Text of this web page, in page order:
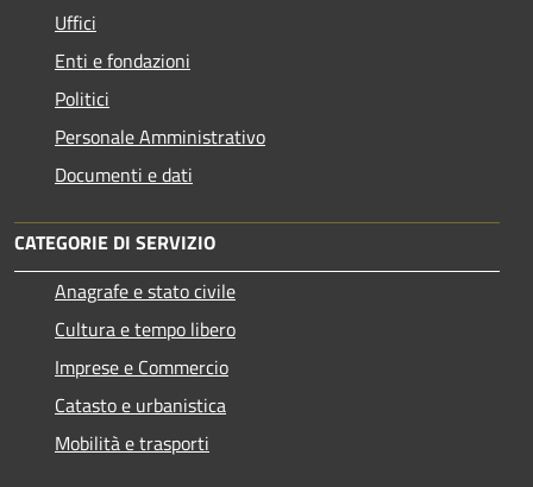
Uffici
Enti e fondazioni
Politici
Personale Amministrativo
Documenti e dati
CATEGORIE DI SERVIZIO
Anagrafe e stato civile
Cultura e tempo libero
Imprese e Commercio
Catasto e urbanistica
Mobilità e trasporti